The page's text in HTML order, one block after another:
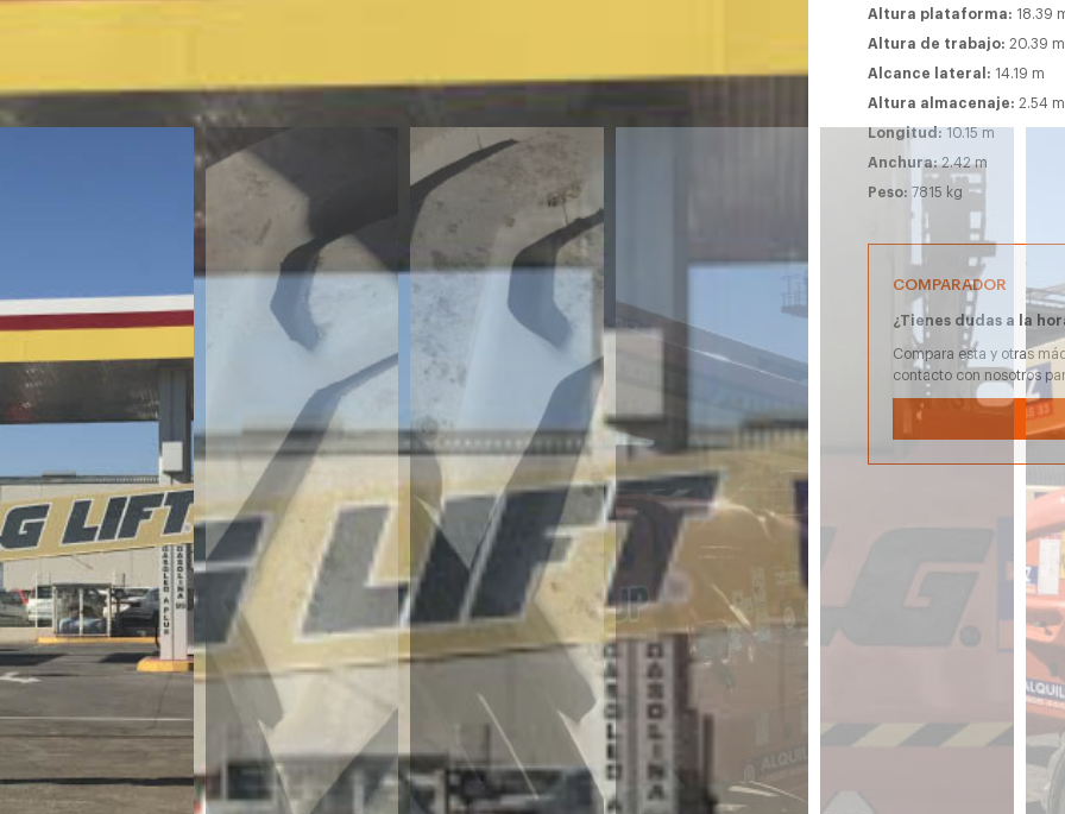
Altura plataforma: 18.39
Altura de trabajo:20.39 m
Alcance lateral: 14.19 m
Altura almacenaje:2.54 m
Longitud: 10.15 m
Anchura:2.42 m
Peso: 7815 kg
COMPARADOR
¿Tienes dudas a la
Compara esta y otras
contacto con nosotros